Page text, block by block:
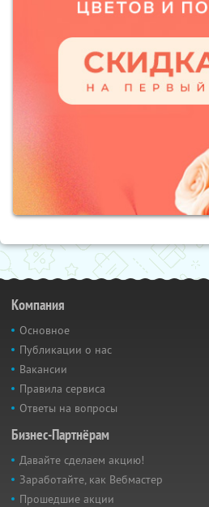
Компания
Основное
Публикации о нас
Вакансии
Правила сервиса
Ответы на вопросы
Бизнес-Партнёрам
Давайте сделаем акцию!
Заработайте, как Вебмастер
Прошедшие акции